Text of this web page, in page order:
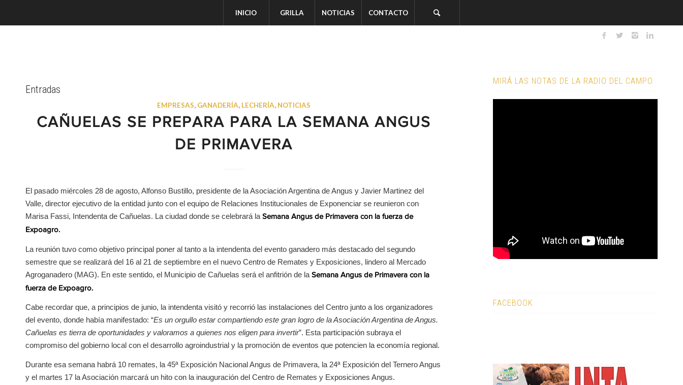
INICIO GRILLA NOTICIAS CONTACTO
Entradas
EMPRESAS, GANADERÍA, LECHERÍA, NOTICIAS
CAÑUELAS SE PREPARA PARA LA SEMANA ANGUS
DE PRIMAVERA
El pasado miércoles 28 de agosto, Alfonso Bustillo, presidente de la Asociación Argentina de Angus y Javier Martinez del
Valle, director ejecutivo de la entidad junto con el equipo de Relaciones Institucionales de Exponenciar se reunieron con
Marisa Fassi, Intendenta de Cañuelas. La ciudad donde se celebrará la Semana Angus de Primavera con la fuerza de
Expoagro.
La reunión tuvo como objetivo principal poner al tanto a la intendenta del evento ganadero más destacado del segundo
semestre que se realizará del 16 al 21 de septiembre en el nuevo Centro de Remates y Exposiciones, lindero al Mercado
Agroganadero (MAG). En este sentido, el Municipio de Cañuelas será el anfitrión de la Semana Angus de Primavera con la
fuerza de Expoagro.
Cabe recordar que, a principios de junio, la intendenta visitó y recorrió las instalaciones del Centro junto a los organizadores
del evento, donde había manifestado: “Es un orgullo estar compartiendo este gran logro de la Asociación Argentina de Angus.
Cañuelas es tierra de oportunidades y valoramos a quienes nos eligen para invertir”. Esta participación subraya el
compromiso del gobierno local con el desarrollo agroindustrial y la promoción de eventos que potencien la economía regional.
Durante esa semana habrá 10 remates, la 45ª Exposición Nacional Angus de Primavera, la 24ª Exposición del Ternero Angus
y el martes 17 la Asociación marcará un hito con la inauguración del Centro de Remates y Exposiciones Angus.
MIRÁ LAS NOTAS DE LA RADIO DEL CAMPO
FACEBOOK